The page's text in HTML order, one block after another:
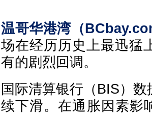
温哥华港湾（
场在经历历史上最迅猛
有的剧烈回调。
国际清算银行（BIS）
续下滑。在通胀因素